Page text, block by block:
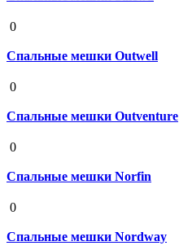
0
Спальные мешки Outwell
0
Спальные мешки Outventure
0
Спальные мешки Norfin
0
Спальные мешки Nordway